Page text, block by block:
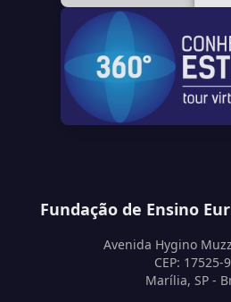
Fundação de Ensino
Avenida Hygino
CEP: 17525-
Marília, SP -